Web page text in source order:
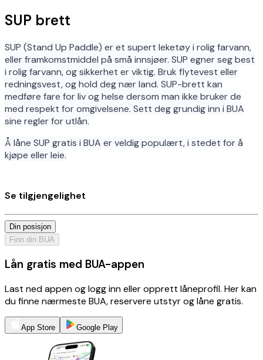
SUP brett
SUP (Stand Up Paddle) er et supert leketøy i rolig farvann,
eller framkomstmiddel på små innsjøer. SUP egner seg best
i rolig farvann, og sikkerhet er viktig. Bruk flytevest eller
redningsvest, og hold deg nær land. SUP-brett kan
medføre fare for liv og helse dersom man ikke bruker de
med respekt for omgivelsene. Sett deg grundig inn i BUA
sine regler for utlån.
Å låne SUP gratis i BUA er veldig populært, i stedet for å
kjøpe eller leie.
Se tilgjengelighet
Din posisjon
Finn din BUA
Lån gratis med BUA-appen
Last ned appen og logg inn eller opprett låneprofil. Her kan
du finne nærmeste BUA, reservere utstyr og låne gratis.
App Store Google Play